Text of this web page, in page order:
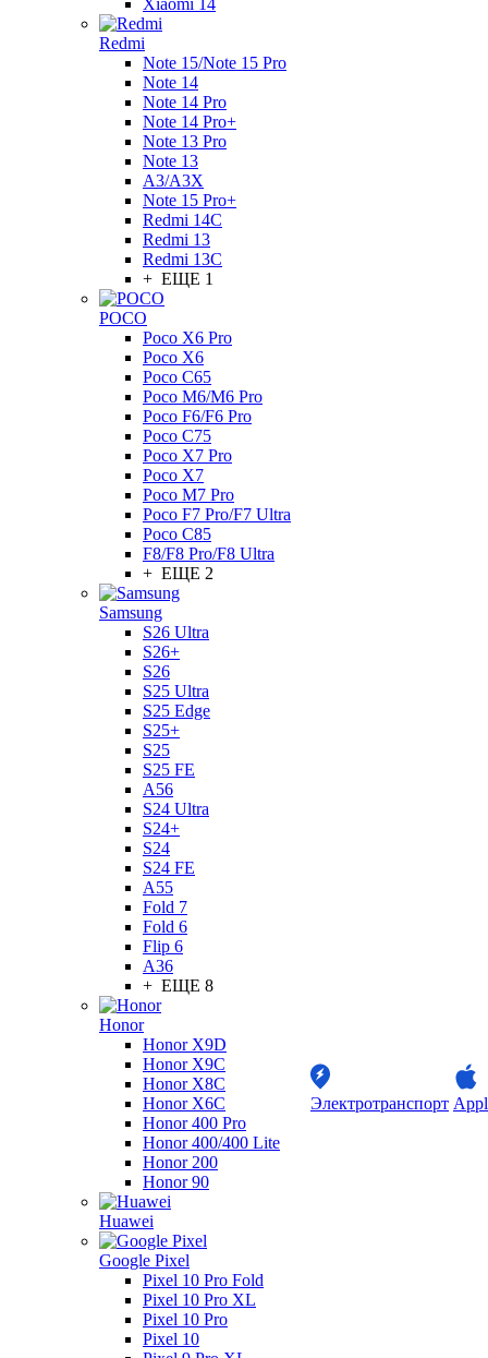
Xiaomi 14
Redmi
Note 15/Note 15 Pro
Note 14
Note 14 Pro
Note 14 Pro+
Note 13 Pro
Note 13
A3/A3X
Note 15 Pro+
Redmi 14C
Redmi 13
Redmi 13C
+ ЕЩЕ 1
POCO
Poco X6 Pro
Poco X6
Poco C65
Poco M6/M6 Pro
Poco F6/F6 Pro
Poco C75
Poco X7 Pro
Poco X7
Poco M7 Pro
Poco F7 Pro/F7 Ultra
Poco C85
F8/F8 Pro/F8 Ultra
+ ЕЩЕ 2
Samsung
S26 Ultra
S26+
S26
S25 Ultra
S25 Edge
S25+
S25
S25 FE
A56
S24 Ultra
S24+
S24
S24 FE
A55
Fold 7
Fold 6
Flip 6
A36
+ ЕЩЕ 8
Honor
Honor X9D
Honor X9C
Honor X8C
Honor X6C
Honor 400 Pro
Honor 400/400 Lite
Honor 200
Honor 90
Huawei
Google Pixel
Pixel 10 Pro Fold
Pixel 10 Pro XL
Pixel 10 Pro
Pixel 10
Электротранспорт